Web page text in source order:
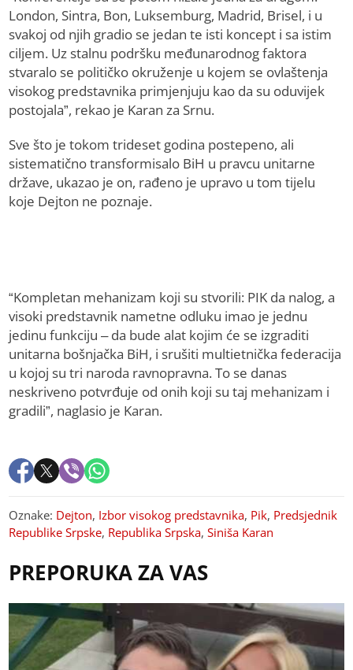
London, Sintra, Bon, Luksemburg, Madrid, Brisel, i u
svakoj od njih gradio se jedan te isti koncept i sa istim
ciljem. Uz stalnu podršku međunarodnog faktora
stvaralo se političko okruženje u kojem se ovlaštenja
visokog predstavnika primjenjuju kao da su oduvijek
postojala”, rekao je Karan za Srnu.
Sve što je tokom trideset godina postepeno, ali
sistematično transformisalo BiH u pravcu unitarne
države, ukazao je on, rađeno je upravo u tom tijelu
koje Dejton ne poznaje.
“Kompletan mehanizam koji su stvorili: PIK da nalog, a
visoki predstavnik nametne odluku imao je jednu
jedinu funkciju – da bude alat kojim će se izgraditi
unitarna bošnjačka BiH, i srušiti multietnička federacija
u kojoj su tri naroda ravnopravna. To se danas
neskriveno potvrđuje od onih koji su taj mehanizam i
gradili”, naglasio je Karan.
Oznake: Dejton, Izbor visokog predstavnika, Pik, Predsjednik
Republike Srpske, Republika Srpska,Siniša Karan
PREPORUKA ZA VAS